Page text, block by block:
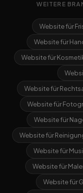
WEITERE
Website für
Website für
Website für
Website für
Website für
Website für
Website für
Website für
Website für
Website für